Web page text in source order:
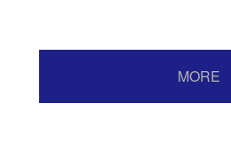
MORE